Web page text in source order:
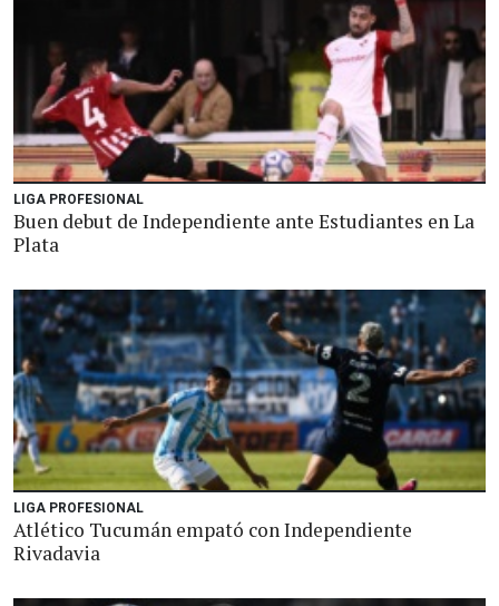
LIGA PROFESIONAL
Buen debut de Independiente ante Estudiantes en La
Plata
LIGA PROFESIONAL
Atlético Tucumán empató con Independiente
Rivadavia